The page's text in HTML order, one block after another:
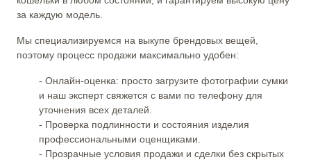
за каждую модель.
Мы специализируемся на выкупе брендовых вещей,
поэтому процесс продажи максимально удобен:
- Онлайн-оценка: просто загрузите фотографии сумки
и наш эксперт свяжется с вами по телефону для
уточнения всех деталей.
- Проверка подлинности и состояния изделия
профессиональными оценщиками.
- Прозрачные условия продажи и сделки без скрытых